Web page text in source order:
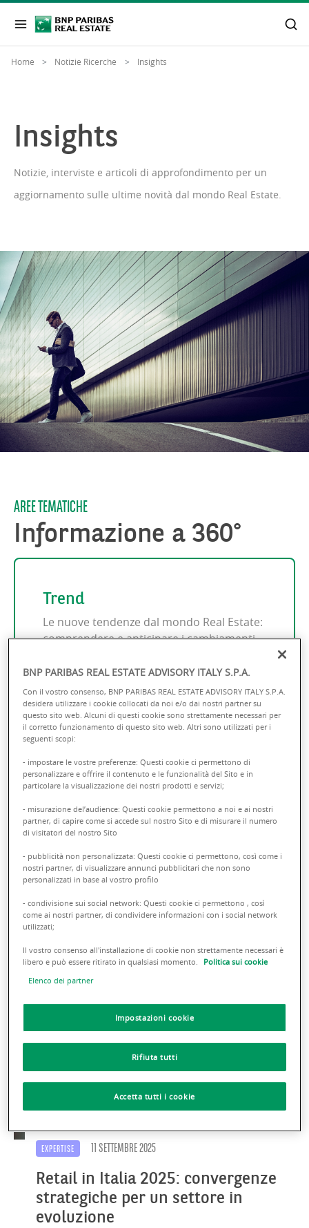
Home Notizie Ricerche Insights
Insights
Notizie, interviste e articoli di approfondimento per un
aggiornamento sulle ultime novità dal mondo Real Estate.
AREE TEMATICHE
Informazione a 360°
Trend
Le nuove tendenze dal mondo Real Estate:
comprendere e anticipare i cambiamenti
Scopri gli ultimi Insights
EXPERTISE 11 SETTEMBRE 2025
Retail in Italia 2025: convergenze
strategiche per un settore in
evoluzione
BNP PARIBAS REAL ESTATE ADVISORY ITALY S.P.A.
Con il vostro consenso, BNP PARIBAS REAL ESTATE ADVISORY ITALY S.P.A.
desidera utilizzare i cookie collocati da noi e/o dai nostri partner su
questo sito web. Alcuni di questi cookie sono strettamente necessari per
il corretto funzionamento di questo sito web. Altri sono utilizzati per i
seguenti scopi:
- impostare le vostre preferenze: Questi cookie ci permettono di
personalizzare e offrire il contenuto e le funzionalità del Sito e in
particolare la visualizzazione dei nostri prodotti e servizi;
- misurazione del’audience: Questi cookie permettono a noi e ai nostri
partner, di capire come si accede sul nostro Sito e di misurare il numero
di visitatori del nostro Sito
- pubblicità non personalizzata: Questi cookie ci permettono, così come i
nostri partner, di visualizzare annunci pubblicitari che non sono
personalizzati in base al vostro profilo
- condivisione sui social network: Questi cookie ci permettono , così
come ai nostri partner, di condividere informazioni con i social network
utilizzati;
Il vostro consenso all'installazione di cookie non strettamente necessari è
libero e può essere ritirato in qualsiasi momento.
Politica sui cookie
Elenco dei partner
Impostazioni cookie
Rifiuta tutti
Accetta tutti i cookie